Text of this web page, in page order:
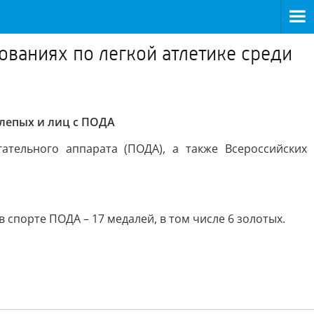
по легкой атлетике среди
и лиц с ПОДА
аппарата (ПОДА), а также Всероссийских
ПОДА – 17 медалей, в том числе 6 золотых.